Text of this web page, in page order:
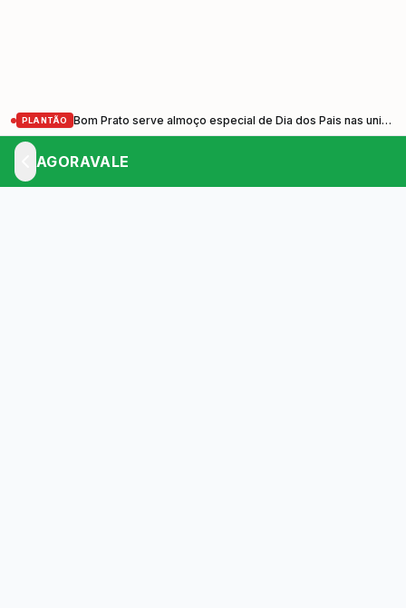
PLANTÃO Bom Prato serve almoço especial de Dia dos Pais nas unidades do Vale do Paraíba nesta sexta-feira (7)
AGORAVALE